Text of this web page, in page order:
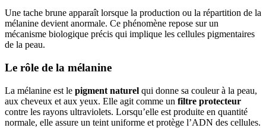
Une tache brune apparaît lorsque la production ou la répartition de la
mélanine devient anormale. Ce phénomène repose sur un
mécanisme biologique précis qui implique les cellules pigmentaires
de la peau.
Le rôle de la mélanine
La mélanine est le pigment naturel qui donne sa couleur à la peau,
aux cheveux et aux yeux. Elle agit comme un filtre protecteur
contre les rayons ultraviolets. Lorsqu’elle est produite en quantité
normale, elle assure un teint uniforme et protège l’ADN des cellules.